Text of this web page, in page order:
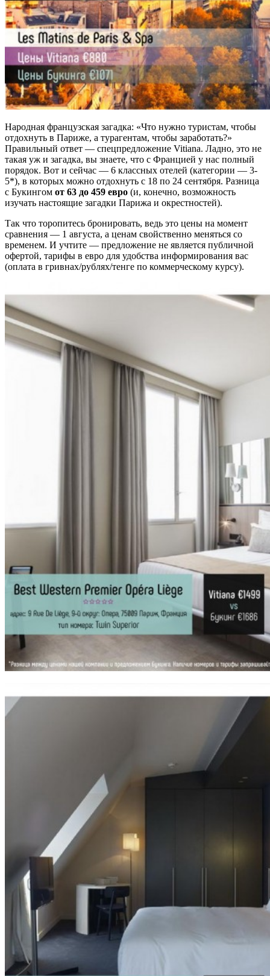
Народная французская загадка: «Что нужно туристам, чтобы
отдохнуть в Париже, а турагентам, чтобы заработать?»
Правильный ответ — спецпредложение Vitiana. Ладно, это не
такая уж и загадка, вы знаете, что с Францией у нас полный
порядок. Вот и сейчас — 6 классных отелей (категории — 3-
5*), в которых можно отдохнуть с 18 по 24 сентября. Разница
с Букингом от 63 до 459 евро (и, конечно, возможность
изучать настоящие загадки Парижа и окрестностей).
Так что торопитесь бронировать, ведь это цены на момент
сравнения — 1 августа, а ценам свойственно меняться со
временем. И учтите — предложение не является публичной
офертой, тарифы в евро для удобства информирования вас
(оплата в гривнах/рублях/тенге по коммерческому курсу).